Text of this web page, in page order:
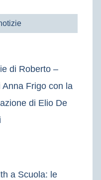
di Roberto –
Anna Frigo con la
di Elio De
a Scuola: le